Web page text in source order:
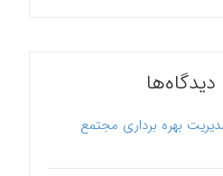
بهره برداری مجتمع